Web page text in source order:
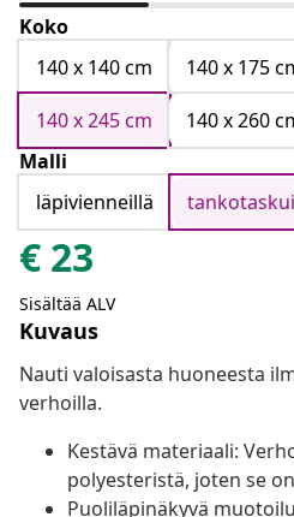
Koko
140 x 140 cm
140 x 175
140 x 245 cm
140 x 260
Malli
läpivienneillä
€ 23
Sisältää ALV
Kuvaus
Nauti valoisasta huoneesta
verhoilla.
Kestävä materiaali:
polyesteristä, joten se
Puoliläpinäkyvä